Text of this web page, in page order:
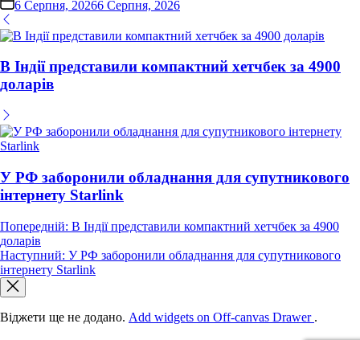
6 Серпня, 20266 Серпня, 2026
В Індії представили компактний хетчбек за 4900
доларів
У РФ заборонили обладнання для супутникового
інтернету Starlink
Навігація
записів
Попередній: В Індії представили компактний хетчбек за 4900
доларів
Наступний: У РФ заборонили обладнання для супутникового
інтернету Starlink
Віджети ще не додано. Add widgets on Off-canvas Drawer .